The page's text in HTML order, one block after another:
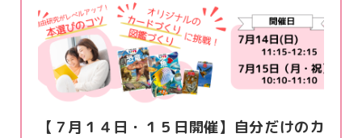
【７月１４日・１５日開催】自分だけのカ